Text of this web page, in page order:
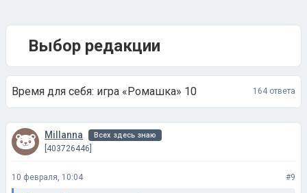
Выбор редакции
Время для себя: игра «Ромашка» 10 164 ответа
Millanna Всех здесь знаю
[403726446]
10 февраля, 10:04 #9